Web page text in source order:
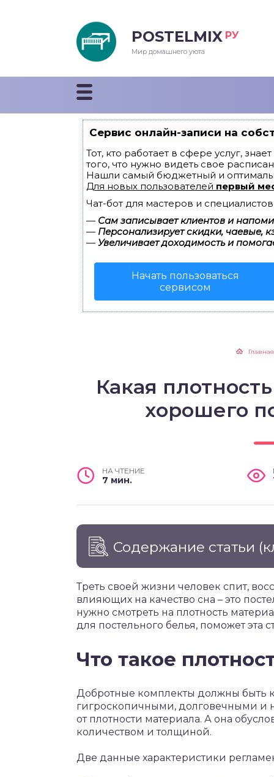
POSTELMIX РУ
Мир домашнего уюта
Сервис онлайн-записи на
Тот, кто работает в сфере услуг,
того, что нужно видеть свое
Нашли самый бюджетный и
Для новых пользователей первый
Чат-бот для мастеров и
— Сам записывает клиентов и
— Персонализирует скидки, чаевые,
— Увеличивает доходимость и
Начать пользоваться
сервисом
Главная
Какая
хорошего
НА ЧТЕНИЕ
7 мин.
Содержание статьи
Треть своей жизни человек спит,
влияющих на качество сна – это
нужно смотреть на плотность
для постельного белья, поможет эта
Что такое
Добротные комплекты должны
гигроскопичными, долговечными и
от плотности материала. А она
количеством и толщиной.
Две данные характеристики